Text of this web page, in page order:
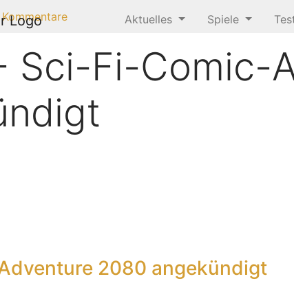
Aktuelles Spiele
Kommentare
Sci-Fi-Comic-
2080 angekündigt